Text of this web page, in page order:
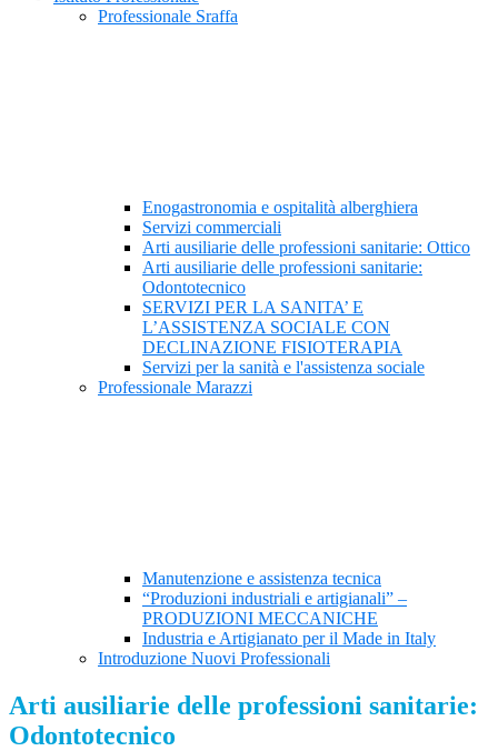
Professionale Sraffa
Enogastronomia e ospitalità alberghiera
Servizi commerciali
Arti ausiliarie delle professioni sanitarie: Ottico
Arti ausiliarie delle professioni sanitarie:
Odontotecnico
SERVIZI PER LA SANITA’ E
L’ASSISTENZA SOCIALE CON
DECLINAZIONE FISIOTERAPIA
Servizi per la sanità e l'assistenza sociale
Professionale Marazzi
Manutenzione e assistenza tecnica
“Produzioni industriali e artigianali” –
PRODUZIONI MECCANICHE
Industria e Artigianato per il Made in Italy
Introduzione Nuovi Professionali
Arti ausiliarie delle professioni sanitarie:
Odontotecnico